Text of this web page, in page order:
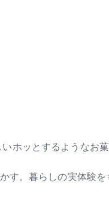
ホッとするようなお
。暮らしの実体験